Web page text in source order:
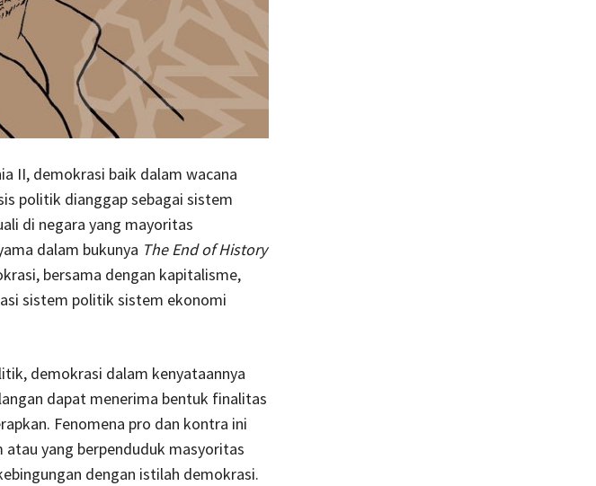
II, demokrasi baik dalam wacana
politik dianggap sebagai sistem
di negara yang mayoritas
dalam bukunya The End of History
bersama dengan kapitalisme,
sistem politik sistem ekonomi
demokrasi dalam kenyataannya
dapat menerima bentuk finalitas
Fenomena pro dan kontra ini
yang berpenduduk masyoritas
dengan istilah demokrasi.